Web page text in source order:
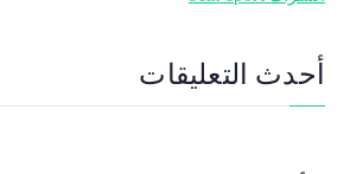
أحدث التعليقات